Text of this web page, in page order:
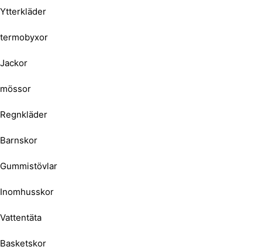
Ytterkläder
termobyxor
Jackor
mössor
Regnkläder
Barnskor
Gummistövlar
Inomhusskor
Vattentäta
Basketskor